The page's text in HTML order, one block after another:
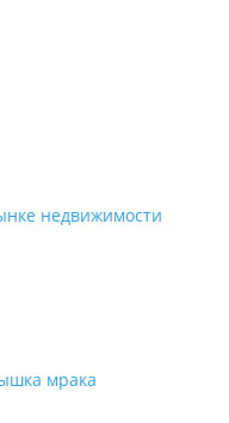
недвижимости
мрака